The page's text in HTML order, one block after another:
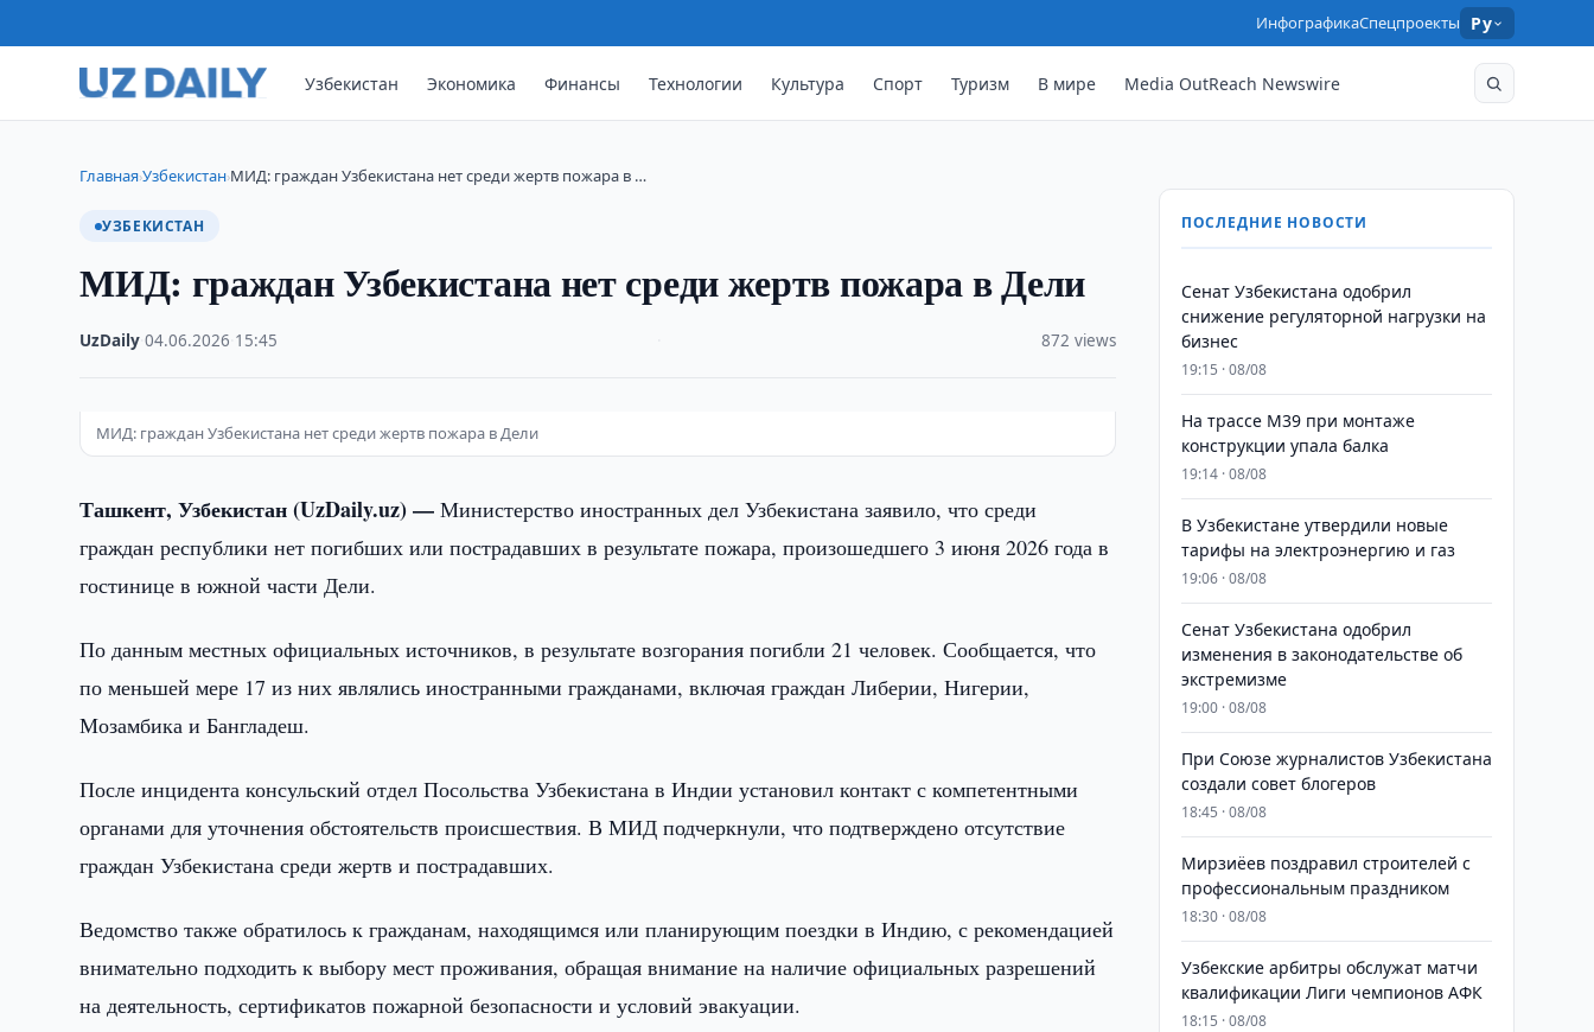
ИнфографикаСпецпроекты Ру
Узбекистан Экономика Финансы Технологии Культура Спорт Туризм В мире Media OutReach Newswire
Главная›Узбекистан›МИД: граждан Узбекистана нет среди жертв пожара в …
УЗБЕКИСТАН
МИД: граждан Узбекистана нет среди жертв пожара в Дели
UzDaily ·04.06.2026 15:45 872 views
МИД: граждан Узбекистана нет среди жертв пожара в Дели
Ташкент, Узбекистан (UzDaily.uz) —Министерство иностранных дел Узбекистана заявило, что среди
граждан республики нет погибших или пострадавших в результате пожара, произошедшего 3 июня 2026 года в
гостинице в южной части Дели.
По данным местных официальных источников, в результате возгорания погибли 21 человек. Сообщается, что
по меньшей мере 17 из них являлись иностранными гражданами, включая граждан Либерии, Нигерии,
Мозамбика и Бангладеш.
После инцидента консульский отдел Посольства Узбекистана в Индии установил контакт с компетентными
органами для уточнения обстоятельств происшествия. В МИД подчеркнули, что подтверждено отсутствие
граждан Узбекистана среди жертв и пострадавших.
Ведомство также обратилось к гражданам, находящимся или планирующим поездки в Индию, с рекомендацией
внимательно подходить к выбору мест проживания, обращая внимание на наличие официальных разрешений
на деятельность, сертификатов пожарной безопасности и условий эвакуации.
ПОСЛЕДНИЕ НОВОСТИ
Сенат Узбекистана одобрил
снижение регуляторной нагрузки на
бизнес
19:15 · 08/08
На трассе M39 при монтаже
конструкции упала балка
19:14 · 08/08
В Узбекистане утвердили новые
тарифы на электроэнергию и газ
19:06 · 08/08
Сенат Узбекистана одобрил
изменения в законодательстве об
экстремизме
19:00 · 08/08
При Союзе журналистов Узбекистана
создали совет блогеров
18:45 · 08/08
Мирзиёев поздравил строителей с
профессиональным праздником
18:30 · 08/08
Узбекские арбитры обслужат матчи
квалификации Лиги чемпионов АФК
18:15 · 08/08